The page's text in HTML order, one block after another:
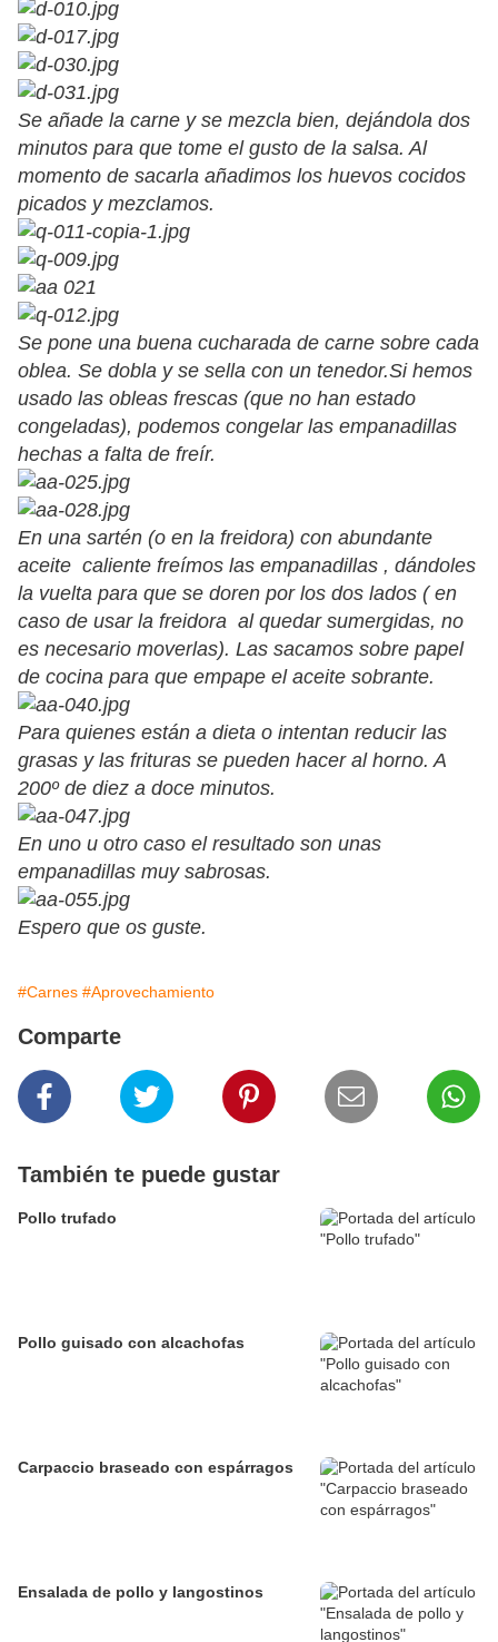
Se añade la carne y se mezcla bien, dejándola dos
minutos para que tome el gusto de la salsa. Al
momento de sacarla añadimos los huevos cocidos
picados y mezclamos.
Se pone una buena cucharada de carne sobre cada
oblea. Se dobla y se sella con un tenedor.Si hemos
usado las obleas frescas (que no han estado
congeladas), podemos congelar las empanadillas
hechas a falta de freír.
En una sartén (o en la freidora) con abundante
aceite caliente freímos las empanadillas , dándoles
la vuelta para que se doren por los dos lados ( en
caso de usar la freidora al quedar sumergidas, no
es necesario moverlas). Las sacamos sobre papel
de cocina para que empape el aceite sobrante.
Para quienes están a dieta o intentan reducir las
grasas y las frituras se pueden hacer al horno. A
200º de diez a doce minutos.
En uno u otro caso el resultado son unas
empanadillas muy sabrosas.
Espero que os guste.
#Carnes #Aprovechamiento
Comparte
También te puede gustar
Pollo trufado
Pollo guisado con alcachofas
Carpaccio braseado con espárragos
Ensalada de pollo y langostinos